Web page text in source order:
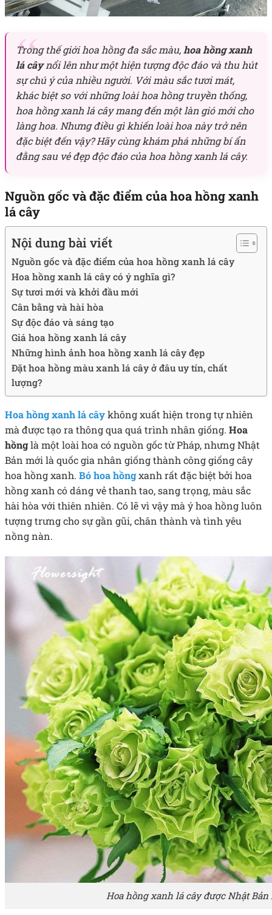
Trong thế giới hoa hồng đa sắc màu,hoa hồng xanh
lá câynổi lên như một hiện tượng độc đáo và thu hút
sự chú ý của nhiều người. Với màu sắc tươi mát,
khác biệt so với những loài hoa hồng truyền thống,
hoa hồng xanh lá cây mang đến một làn gió mới cho
làng hoa. Nhưng điều gì khiến loài hoa này trở nên
đặc biệt đến vậy? Hãy cùng khám phá những bí ẩn
đằng sau vẻ đẹp độc đáo của hoa hồng xanh lá cây.
Nguồn gốc và đặc điểm của hoa hồng xanh
lá cây
Nội dung bài viết
Nguồn gốc và đặc điểm của hoa hồng xanh lá cây
Hoa hồng xanh lá cây có ý nghĩa gì?
Sự tươi mới và khởi đầu mới
Cân bằng và hài hòa
Sự độc đáo và sáng tạo
Giá hoa hồng xanh lá cây
Những hình ảnh hoa hồng xanh lá cây đẹp
Đặt hoa hồng màu xanh lá cây ở đâu uy tín, chất
lượng?
Hoa hồng xanh lá câykhông xuất hiện trong tự nhiên
mà được tạo ra thông qua quá trình nhân giống. Hoa
hồnglà một loài hoa có nguồn gốc từ Pháp, nhưng Nhật
Bản mới là quốc gia nhân giống thành công giống cây
hoa hồng xanh. Bó hoa hồngxanh rất đặc biệt bởi hoa
hồng xanh có dáng vẻ thanh tao, sang trọng, màu sắc
hài hòa với thiên nhiên. Có lẽ vì vậy mà ý hoa hồng luôn
tượng trưng cho sự gần gũi, chân thành và tình yêu
nồng nàn.
Hoa hồng xanh lá cây được Nhật Bản